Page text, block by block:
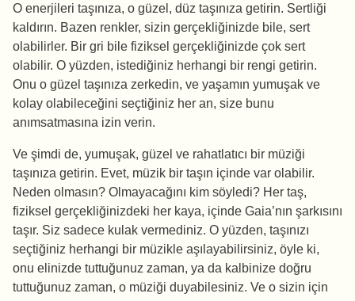
O enerjileri taşınıza, o güzel, düz taşınıza getirin. Sertliği
kaldırın. Bazen renkler, sizin gerçekliğinizde bile, sert
olabilirler. Bir gri bile fiziksel gerçekliğinizde çok sert
olabilir. O yüzden, istediğiniz herhangi bir rengi getirin.
Onu o güzel taşınıza zerkedin, ve yaşamın yumuşak ve
kolay olabileceğini seçtiğiniz her an, size bunu
anımsatmasına izin verin.
Ve şimdi de, yumuşak, güzel ve rahatlatıcı bir müziği
taşınıza getirin. Evet, müzik bir taşın içinde var olabilir.
Neden olmasın? Olmayacağını kim söyledi? Her taş,
fiziksel gerçekliğinizdeki her kaya, içinde Gaia’nın şarkısını
taşır. Siz sadece kulak vermediniz. O yüzden, taşınızı
seçtiğiniz herhangi bir müzikle aşılayabilirsiniz, öyle ki,
onu elinizde tuttuğunuz zaman, ya da kalbinize doğru
tuttuğunuz zaman, o müziği duyabilesiniz. Ve o sizin için